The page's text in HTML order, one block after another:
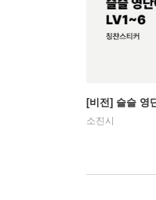
[비전] 슬슬 영
소진시